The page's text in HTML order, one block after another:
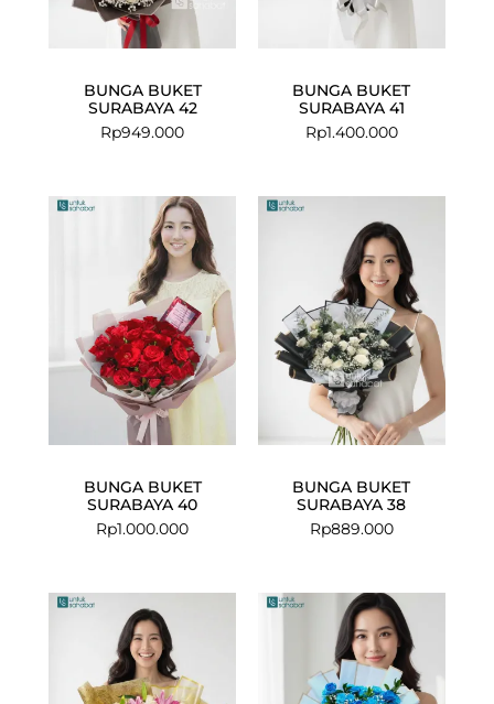
BUNGA BUKET
SURABAYA 42
Rp949.000
BUNGA BUKET
SURABAYA 41
Rp1.400.000
BUNGA BUKET
SURABAYA 40
Rp1.000.000
BUNGA BUKET
SURABAYA 38
Rp889.000